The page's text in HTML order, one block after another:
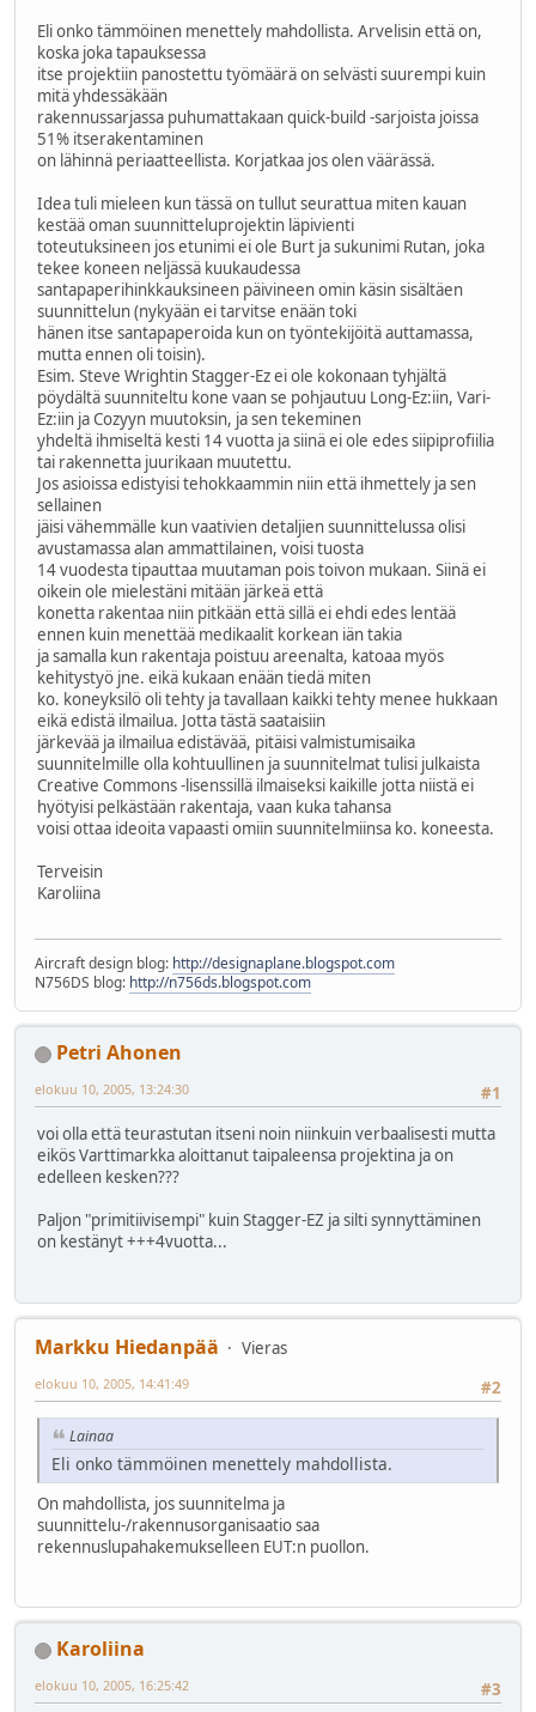
Eli onko tämmöinen menettely mahdollista. Arvelisin että on,
koska joka tapauksessa
itse projektiin panostettu työmäärä on selvästi suurempi kuin
mitä yhdessäkään
rakennussarjassa puhumattakaan quick-build -sarjoista joissa
51% itserakentaminen
on lähinnä periaatteellista. Korjatkaa jos olen väärässä.
Idea tuli mieleen kun tässä on tullut seurattua miten kauan
kestää oman suunnitteluprojektin läpivienti
toteutuksineen jos etunimi ei ole Burt ja sukunimi Rutan, joka
tekee koneen neljässä kuukaudessa
santapaperihinkkauksineen päivineen omin käsin sisältäen
suunnittelun (nykyään ei tarvitse enään toki
hänen itse santapaperoida kun on työntekijöitä auttamassa,
mutta ennen oli toisin).
Esim. Steve Wrightin Stagger-Ez ei ole kokonaan tyhjältä
pöydältä suunniteltu kone vaan se pohjautuu Long-Ez:iin, Vari-
Ez:iin ja Cozyyn muutoksin, ja sen tekeminen
yhdeltä ihmiseltä kesti 14 vuotta ja siinä ei ole edes siipiprofiilia
tai rakennetta juurikaan muutettu.
Jos asioissa edistyisi tehokkaammin niin että ihmettely ja sen
sellainen
jäisi vähemmälle kun vaativien detaljien suunnittelussa olisi
avustamassa alan ammattilainen, voisi tuosta
14 vuodesta tipauttaa muutaman pois toivon mukaan. Siinä ei
oikein ole mielestäni mitään järkeä että
konetta rakentaa niin pitkään että sillä ei ehdi edes lentää
ennen kuin menettää medikaalit korkean iän takia
ja samalla kun rakentaja poistuu areenalta, katoaa myös
kehitystyö jne. eikä kukaan enään tiedä miten
ko. koneyksilö oli tehty ja tavallaan kaikki tehty menee hukkaan
eikä edistä ilmailua. Jotta tästä saataisiin
järkevää ja ilmailua edistävää, pitäisi valmistumisaika
suunnitelmille olla kohtuullinen ja suunnitelmat tulisi julkaista
Creative Commons -lisenssillä ilmaiseksi kaikille jotta niistä ei
hyötyisi pelkästään rakentaja, vaan kuka tahansa
voisi ottaa ideoita vapaasti omiin suunnitelmiinsa ko. koneesta.
Terveisin
Karoliina
Aircraft design blog: http://designaplane.blogspot.com
N756DS blog: http://n756ds.blogspot.com
Petri Ahonen
#1
elokuu 10, 2005, 13:24:30
voi olla että teurastutan itseni noin niinkuin verbaalisesti mutta
eikös Varttimarkka aloittanut taipaleensa projektina ja on
edelleen kesken???
Paljon "primitiivisempi" kuin Stagger-EZ ja silti synnyttäminen
on kestänyt +++4vuotta...
Markku Hiedanpää
Vieras
#2
elokuu 10, 2005, 14:41:49
Lainaa
Eli onko tämmöinen menettely mahdollista.
On mahdollista, jos suunnitelma ja
suunnittelu-/rakennusorganisaatio saa
rekennuslupahakemukselleen EUT:n puollon.
Karoliina
#3
elokuu 10, 2005, 16:25:42